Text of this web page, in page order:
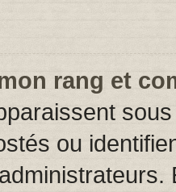
rang et
ou